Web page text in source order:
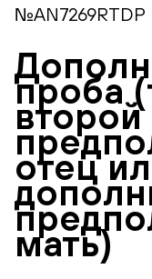
№AN7269RTDP
проба
второй
отец
мать)